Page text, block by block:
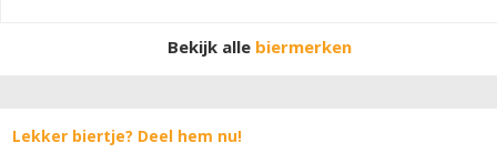
harmonieuze bitterheid, die hand in hand gaat met het
kruidig karakter van de krekel en meelworm.
Bekijk alle biermerken
Lekker biertje? Deel hem nu!